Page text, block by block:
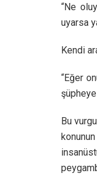
“Ne
uyarsa
Kendi
“Eğer
Bu